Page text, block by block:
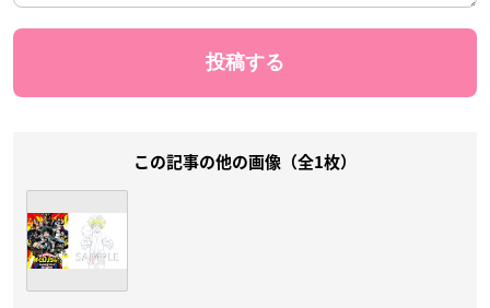
この記事の他の画像（全1枚）